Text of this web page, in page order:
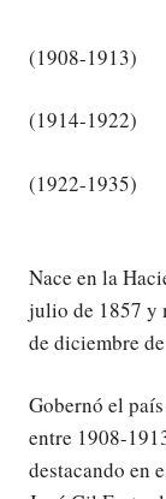
(1908-1913)
(1914-1922)
(1922-1935)
Nace en la
julio de 1857 y
de diciembre
Gobernó el
entre 1908-
destacando en